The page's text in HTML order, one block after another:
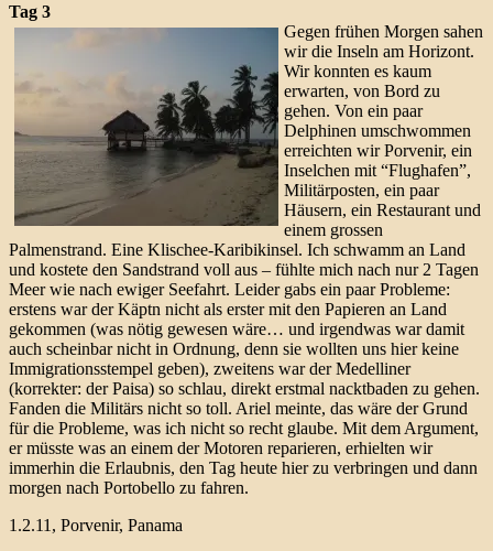
Tag 3
Gegen frühen Morgen sahen
wir die Inseln am Horizont.
Wir konnten es kaum
erwarten, von Bord zu
gehen. Von ein paar
Delphinen umschwommen
erreichten wir Porvenir, ein
Inselchen mit “Flughafen”,
Militärposten, ein paar
Häusern, ein Restaurant und
einem grossen
Palmenstrand. Eine Klischee-Karibikinsel. Ich schwamm an Land
und kostete den Sandstrand voll aus – fühlte mich nach nur 2 Tagen
Meer wie nach ewiger Seefahrt. Leider gabs ein paar Probleme:
erstens war der Käptn nicht als erster mit den Papieren an Land
gekommen (was nötig gewesen wäre… und irgendwas war damit
auch scheinbar nicht in Ordnung, denn sie wollten uns hier keine
Immigrationsstempel geben), zweitens war der Medelliner
(korrekter: der Paisa) so schlau, direkt erstmal nacktbaden zu gehen.
Fanden die Militärs nicht so toll. Ariel meinte, das wäre der Grund
für die Probleme, was ich nicht so recht glaube. Mit dem Argument,
er müsste was an einem der Motoren reparieren, erhielten wir
immerhin die Erlaubnis, den Tag heute hier zu verbringen und dann
morgen nach Portobello zu fahren.
1.2.11, Porvenir, Panama